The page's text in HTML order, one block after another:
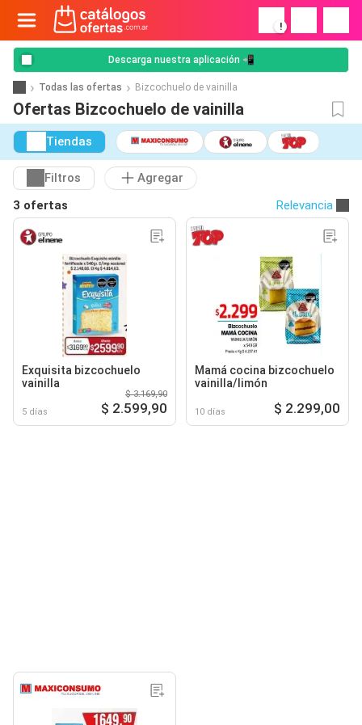
!
Descarga nuestra aplicación 📲
Todas las ofertas Bizcochuelo de vainilla
Ofertas Bizcochuelo de vainilla
Tiendas
Filtros
Agregar
3 ofertas
Relevancia
Exquisita bizcochuelo
vainilla
5 días
$ 3.169,90
$ 2.599,90
Mamá cocina bizcochuelo
vainilla/limón
10 días $ 2.299,00